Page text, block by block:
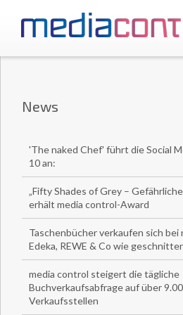
News
'The naked Chef' führt die Social
10 an:
„Fifty Shades of Grey –
erhält media control-Award
Taschenbücher verkaufen sich bei
Edeka, REWE & Co wie
media control steigert die tägliche
Buchverkaufsabfrage auf über
Verkaufsstellen